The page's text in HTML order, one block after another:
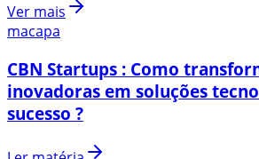
Ver mais
macapa
CBN Startups : Como
inovadoras em soluções
sucesso ?